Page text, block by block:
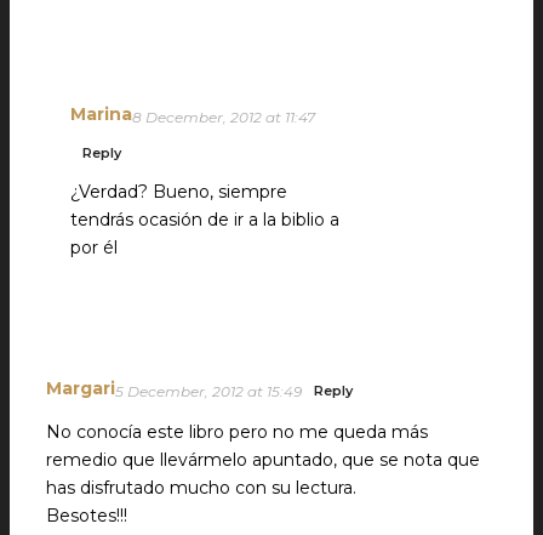
Marina8 December, 2012 at 11:47
Reply
¿Verdad? Bueno, siempre
tendrás ocasión de ir a la biblio a
por él
Margari5 December, 2012 at 15:49 Reply
No conocía este libro pero no me queda más
remedio que llevármelo apuntado, que se nota que
has disfrutado mucho con su lectura.
Besotes!!!